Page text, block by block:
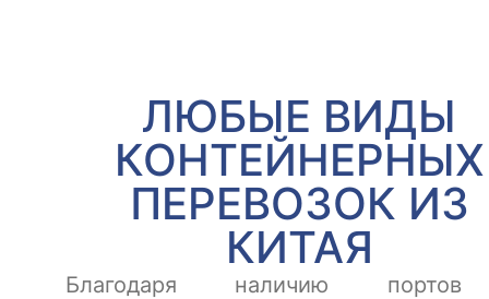
ЛЮБЫЕ ВИДЫ
КОНТЕЙНЕРНЫХ
ПЕРЕВОЗОК ИЗ
КИТАЯ
Благодаря наличию